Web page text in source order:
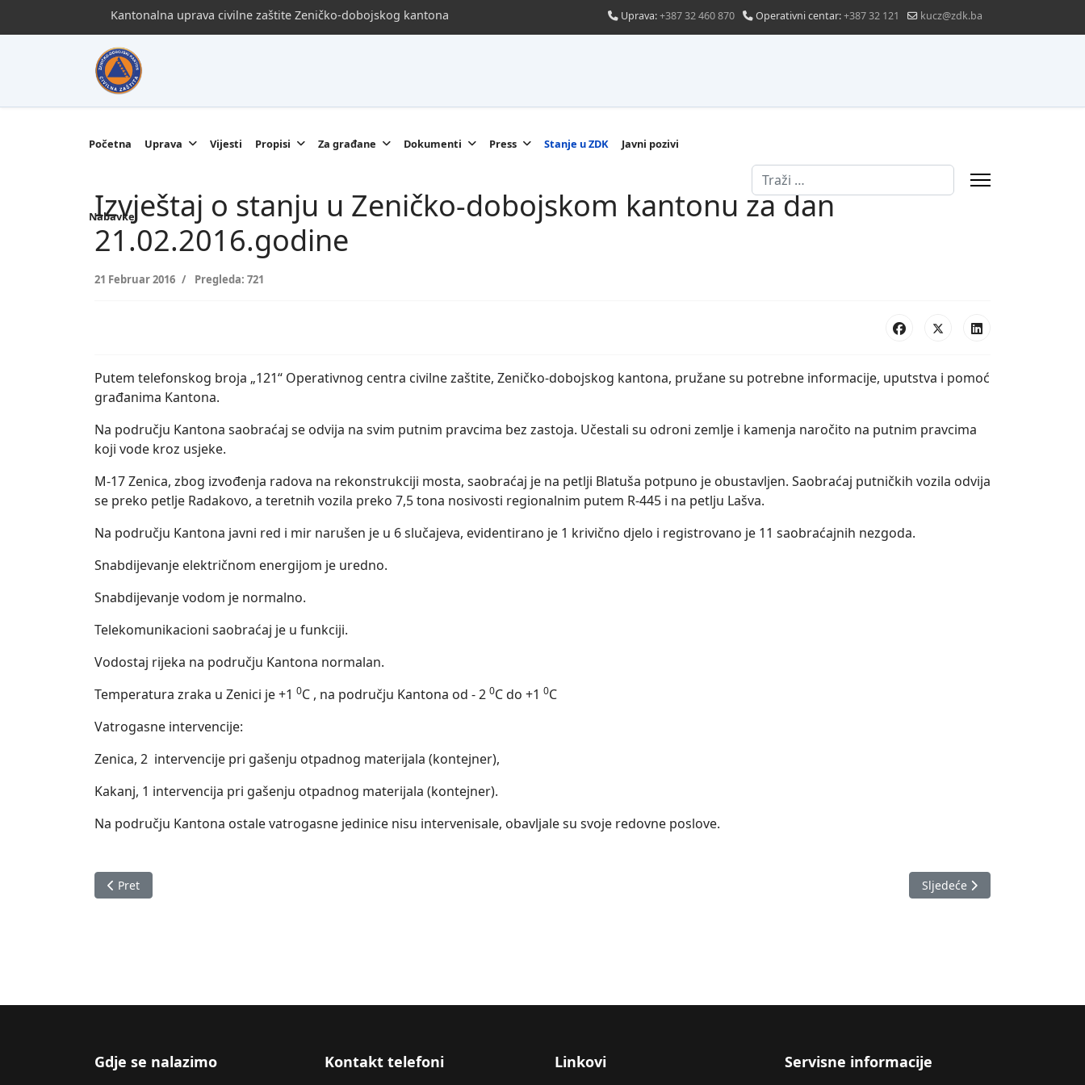
Kantonalna uprava civilne zaštite Zeničko-dobojskog kantona Uprava:+387 32 460 870 Operativni centar:+387 32 121 kucz@zdk.ba
Početna Uprava Vijesti Propisi Za građane Dokumenti Press Stanje u ZDK Javni pozivi
Nabavke
Traži
Izvještaj o stanju u Zeničko-dobojskom kantonu za dan
21.02.2016.godine
21 Februar 2016 Pregleda: 721
Putem telefonskog broja „121“ Operativnog centra civilne zaštite, Zeničko-dobojskog kantona, pružane su potrebne informacije, uputstva i pomoć
građanima Kantona.
Na području Kantona saobraćaj se odvija na svim putnim pravcima bez zastoja. Učestali su odroni zemlje i kamenja naročito na putnim pravcima
koji vode kroz usjeke.
M-17 Zenica, zbog izvođenja radova na rekonstrukciji mosta, saobraćaj je na petlji Blatuša potpuno je obustavljen. Saobraćaj putničkih vozila odvija
se preko petlje Radakovo, a teretnih vozila preko 7,5 tona nosivosti regionalnim putem R-445 i na petlju Lašva.
Na području Kantona javni red i mir narušen je u 6 slučajeva, evidentirano je 1 krivično djelo i registrovano je 11 saobraćajnih nezgoda.
Snabdijevanje električnom energijom je uredno.
Snabdijevanje vodom je normalno.
Telekomunikacioni saobraćaj je u funkciji.
Vodostaj rijeka na području Kantona normalan.
Temperatura zraka u Zenici je +1 0C , na području Kantona od - 2 0C do +1 0C
Vatrogasne intervencije:
Zenica, 2 intervencije pri gašenju otpadnog materijala (kontejner),
Kakanj, 1 intervencija pri gašenju otpadnog materijala (kontejner).
Na području Kantona ostale vatrogasne jedinice nisu intervenisale, obavljale su svoje redovne poslove.
Prethodni članak: Izvještaj o stanju u Zeničko-dobojskom kantonu za dan 22.02.2016.godine
Pret Sljedeći članak: Izvještaj o
Sljedeće
Gdje se nalazimo Kontakt telefoni Linkovi Servisne informacije